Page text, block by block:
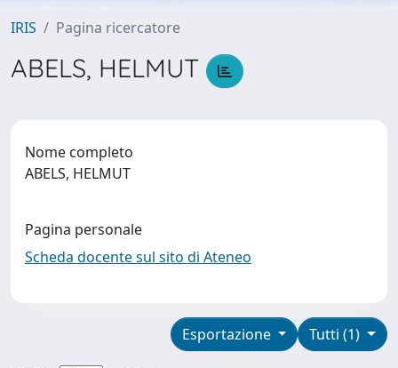
IRIS Pagina ricercatore
ABELS, HELMUT
Nome completo
ABELS, HELMUT
Pagina personale
Scheda docente sul sito di Ateneo
Tutti (1)
Esportazione